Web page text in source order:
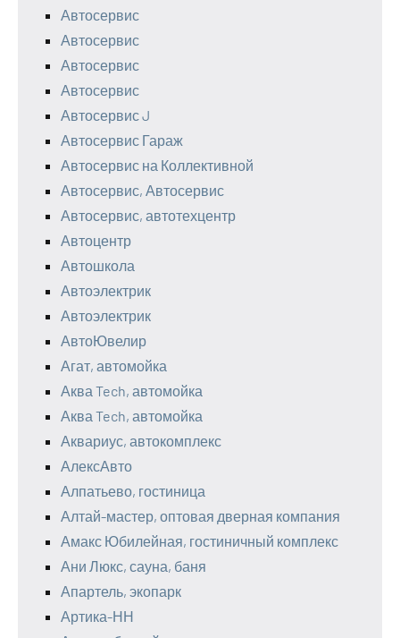
Автосервис
Автосервис
Автосервис
Автосервис
Автосервис J
Автосервис Гараж
Автосервис на Коллективной
Автосервис, Автосервис
Автосервис, автотехцентр
Автоцентр
Автошкола
Автоэлектрик
Автоэлектрик
АвтоЮвелир
Агат, автомойка
Аква Tech, автомойка
Аква Tech, автомойка
Аквариус, автокомплекс
АлексАвто
Алпатьево, гостиница
Алтай-мастер, оптовая дверная компания
Амакс Юбилейная, гостиничный комплекс
Ани Люкс, сауна, баня
Апартель, экопарк
Артика-НН